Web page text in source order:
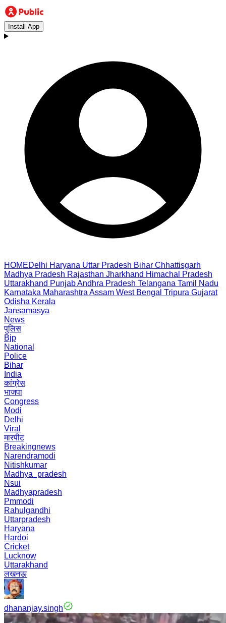
Install App
HOMEDelhi Haryana Uttar Pradesh Bihar Chhattisgarh
Madhya Pradesh Rajasthan Jharkhand Himachal Pradesh
Uttarakhand PunjabAndhra Pradesh Telangana Tamil Nadu
Karnataka Maharashtra Assam West Bengal Tripura Gujarat
Odisha Kerala
Jansamasya
News
पुलिस
Bjp
National
Police
Bihar
India
कांग्रेस
भाजपा
Congress
Modi
Delhi
Viral
मारपीट
Breakingnews
Narendramodi
Nitishkumar
Madhya_pradesh
Nsui
Madhyapradesh
Pmmodi
Rahulgandhi
Uttarpradesh
Haryana
Hardoi
Cricket
Lucknow
Uttarakhand
लखनऊ
dhananjay.singh